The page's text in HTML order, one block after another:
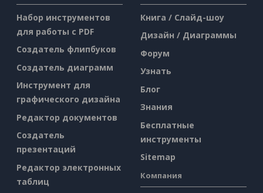
Набор инструментов
для работы с PDF
Создатель флипбуков
Создатель диаграмм
Инструмент для
графического дизайна
Редактор документов
Создатель
презентаций
Редактор электронных
таблиц
Книга / Слайд-шоу
Дизайн / Диаграммы
Форум
Узнать
Блог
Знания
Бесплатные
инструменты
Sitemap
Компания